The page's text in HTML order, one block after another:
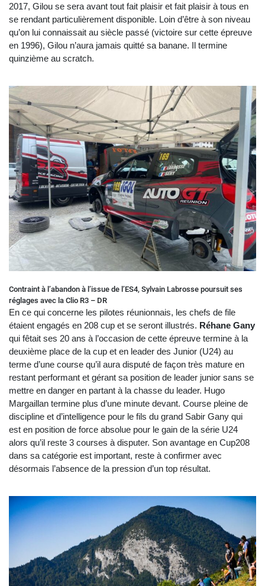
2017, Gilou se sera avant tout fait plaisir et fait plaisir à tous en
se rendant particulièrement disponible. Loin d’être à son niveau
qu’on lui connaissait au siècle passé (victoire sur cette épreuve
en 1996), Gilou n’aura jamais quitté sa banane. Il termine
quinzième au scratch.
Contraint à l’abandon à l’issue de l’ES4, Sylvain Labrosse poursuit ses
réglages avec la Clio R3 – DR
En ce qui concerne les pilotes réunionnais, les chefs de file
étaient engagés en 208 cup et se seront illustrés. Réhane Gany
qui fêtait ses 20 ans à l’occasion de cette épreuve termine à la
deuxième place de la cup et en leader des Junior (U24) au
terme d’une course qu’il aura disputé de façon très mature en
restant performant et gérant sa position de leader junior sans se
mettre en danger en partant à la chasse du leader. Hugo
Margaillan termine plus d’une minute devant. Course pleine de
discipline et d’intelligence pour le fils du grand Sabir Gany qui
est en position de force absolue pour le gain de la série U24
alors qu’il reste 3 courses à disputer. Son avantage en Cup208
dans sa catégorie est important, reste à confirmer avec
désormais l’absence de la pression d’un top résultat.